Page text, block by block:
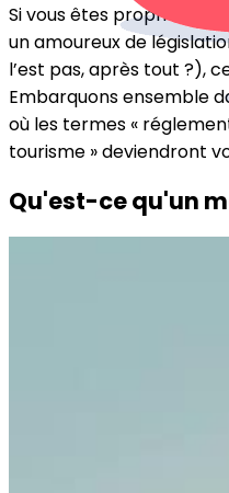
Si vous êtes propriétaire,
un amoureux de
l’est pas, après tout ?),
Embarquons ensemble
où les termes «
tourisme » deviendront
Qu'est-ce qu'un